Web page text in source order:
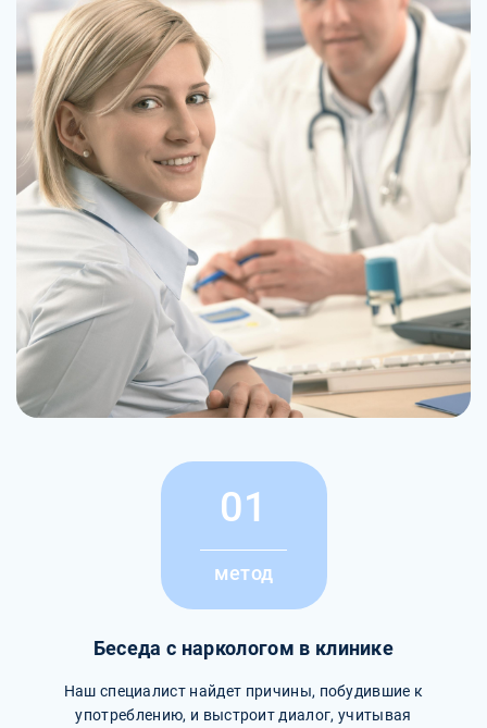
01
метод
Беседа с наркологом в клинике
Наш специалист найдет причины, побудившие к
употреблению, и выстроит диалог, учитывая